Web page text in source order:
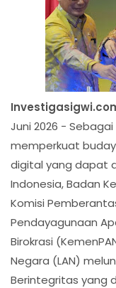
Juni 2026 -
memperkuat
digital yang dapat
Indonesia, Badan
Komisi
Pendayagunaan
Birokrasi
Negara (LAN)
Berintegritas yang